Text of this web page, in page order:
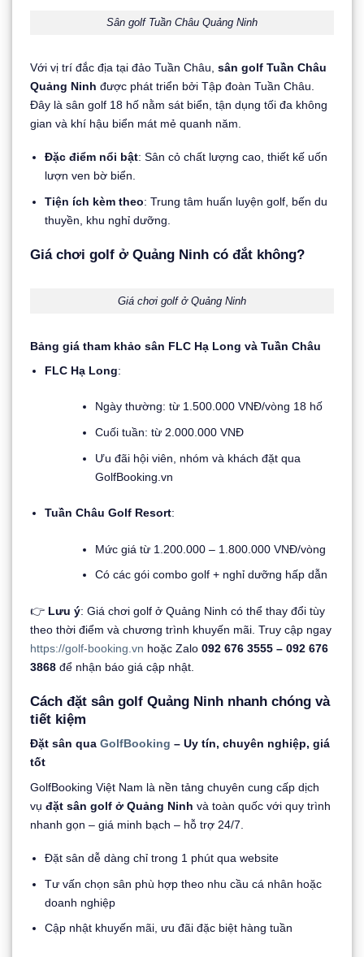
Sân golf Tuần Châu Quảng Ninh
Với vị trí đắc địa tại đảo Tuần Châu, sân golf Tuần Châu
Quảng Ninh được phát triển bởi Tập đoàn Tuần Châu.
Đây là sân golf 18 hố nằm sát biển, tận dụng tối đa không
gian và khí hậu biển mát mẻ quanh năm.
Đặc điểm nổi bật: Sân cỏ chất lượng cao, thiết kế uốn
lượn ven bờ biển.
Tiện ích kèm theo: Trung tâm huấn luyện golf, bến du
thuyền, khu nghỉ dưỡng.
Giá chơi golf ở Quảng Ninh có đắt không?
Giá chơi golf ở Quảng Ninh
Bảng giá tham khảo sân FLC Hạ Long và Tuần Châu
FLC Hạ Long:
Ngày thường: từ 1.500.000 VNĐ/vòng 18 hố
Cuối tuần: từ 2.000.000 VNĐ
Ưu đãi hội viên, nhóm và khách đặt qua
GolfBooking.vn
Tuần Châu Golf Resort:
Mức giá từ 1.200.000 – 1.800.000 VNĐ/vòng
Có các gói combo golf + nghỉ dưỡng hấp dẫn
👉 Lưu ý: Giá chơi golf ở Quảng Ninh có thể thay đổi tùy
theo thời điểm và chương trình khuyến mãi. Truy cập ngay
https://golf-booking.vn hoặc Zalo 092 676 3555 – 092 676
3868để nhận báo giá cập nhật.
Cách đặt sân golf Quảng Ninh nhanh chóng và
tiết kiệm
Đặt sân qua GolfBooking – Uy tín, chuyên nghiệp, giá
tốt
GolfBooking Việt Nam là nền tảng chuyên cung cấp dịch
vụ đặt sân golf ở Quảng Ninh và toàn quốc với quy trình
nhanh gọn – giá minh bạch – hỗ trợ 24/7.
Đặt sân dễ dàng chỉ trong 1 phút qua website
Tư vấn chọn sân phù hợp theo nhu cầu cá nhân hoặc
doanh nghiệp
Cập nhật khuyến mãi, ưu đãi đặc biệt hàng tuần